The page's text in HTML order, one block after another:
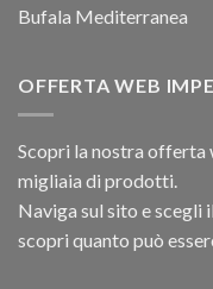
Bufala Mediterranea
OFFERTA WEB
Scopri la nostra offerta
migliaia di prodotti.
Naviga sul sito e
scopri quanto può